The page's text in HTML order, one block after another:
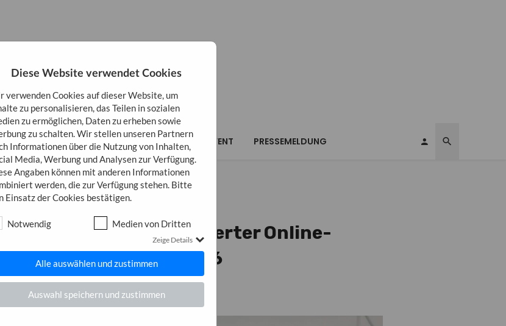
MARKETING BUSINESS INSPIRATION EVENT PRESSEMELDUNG
UNTERHALTUNG
geschicklichkeitsbasierter Online-
im Jahr 2026
Diese Website verwendet Cookies
verwenden Cookies auf dieser Website, um
zu personalisieren, das Teilen in sozialen
zu ermöglichen, Daten zu erheben sowie
zu schalten. Wir stellen unseren Partnern
Informationen über die Nutzung von Inhalten,
Media, Werbung und Analysen zur Verfügung.
Angaben können mit anderen Informationen
werden, die zur Verfügung stehen. Bitte
Einsatz der Cookies bestätigen.
Notwendig Medien von Dritten
Zeige Details
Alle auswählen und zustimmen
Auswahl speichern und zustimmen